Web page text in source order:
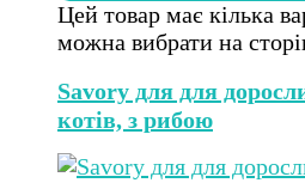
Цей товар має кілька
можна вибрати на
Savory для для
котів, з рибою